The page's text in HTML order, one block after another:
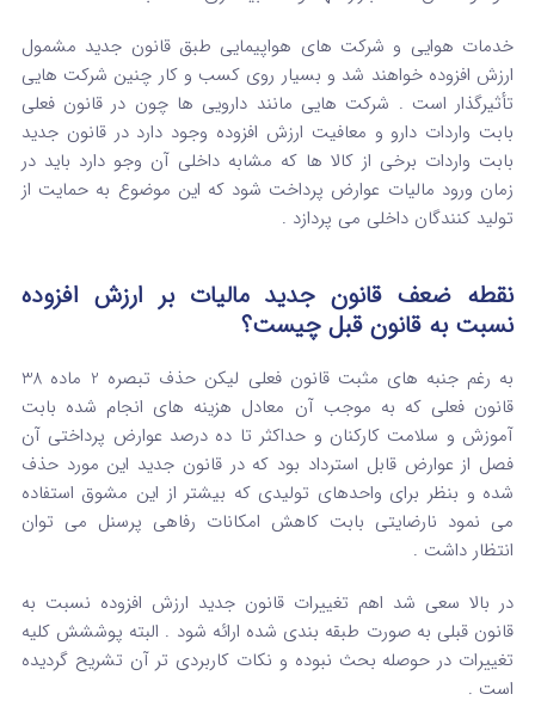
خدمات هوایی و شرکت های هواپیمایی طبق قانون جدید مشمول
ارزش افزوده خواهند شد و بسیار روی کسب و کار چنین شرکت هایی
تأثیرگذار است . شرکت هایی مانند دارویی ها چون در قانون فعلی
بابت واردات دارو و معافیت ارزش افزوده وجود دارد در قانون جدید
بابت واردات برخی از کالا ها که مشابه داخلی آن وجو دارد باید در
زمان ورود مالیات عوارض پرداخت شود که این موضوع به حمایت از
تولید کنندگان داخلی می پردازد .
نقطه ضعف قانون جدید مالیات بر ارزش افزوده
نسبت به قانون قبل چیست؟
به رغم جنبه های مثبت قانون فعلی لیکن حذف تبصره 2 ماده 38
قانون فعلی که به موجب آن معادل هزینه های انجام شده بابت
آموزش و سلامت کارکنان و حداکثر تا ده درصد عوارض پرداختی آن
فصل از عوارض قابل استرداد بود که در قانون جدید این مورد حذف
شده و بنظر برای واحدهای تولیدی که بیشتر از این مشوق استفاده
می نمود نارضایتی بابت کاهش امکانات رفاهی پرسنل می توان
انتظار داشت .
در بالا سعی شد اهم تغییرات قانون جدید ارزش افزوده نسبت به
قانون قبلی به صورت طبقه بندی شده ارائه شود . البته پوششش کلیه
تغییرات در حوصله بحث نبوده و نکات کاربردی تر آن تشریح گردیده
است .